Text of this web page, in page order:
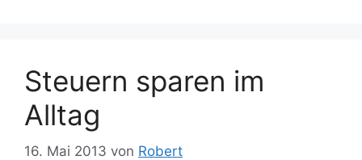
Steuern sparen im
Alltag
16. Mai 2013 von Robert